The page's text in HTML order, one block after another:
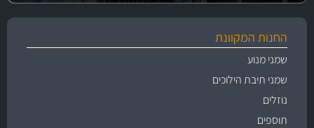
החנות המקוונת
שמני מנוע
שמני תיבת הילוכים
נוזלים
תוספים